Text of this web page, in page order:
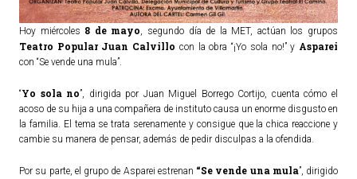
HORARIOS
PUBLICACIONES
ACTUALIDAD
Noticias
Hoy miércoles 8 de mayo , segundo día de la MET, actúan los grupos
Teatro Popular Juan Calvillo con la obra “¡Yo sola no!” y Asparei
con “Se vende una mula”.
“Yo sola no”, dirigida por Juan Miguel Borrego Cortijo, cuenta cómo el
acoso de su hija a una compañera de instituto causa un enorme disgusto en
la familia. El tema se trata serenamente y consigue que la chica reaccione y
cambie su manera de pensar, además de pedir disculpas a la ofendida.
Por su parte, el grupo de Asparei estrenan “Se vende una mula”, dirigido